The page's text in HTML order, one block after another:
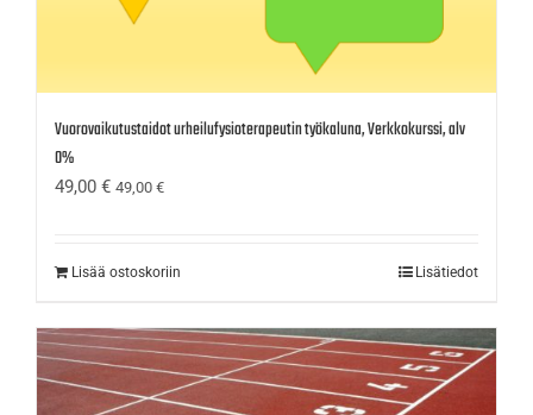
Vuorovaikutustaidot urheilufysioterapeutin työkaluna, Verkkokurssi, alv
0%
49,00 € 49,00 €
Lisää ostoskoriin Lisätiedot